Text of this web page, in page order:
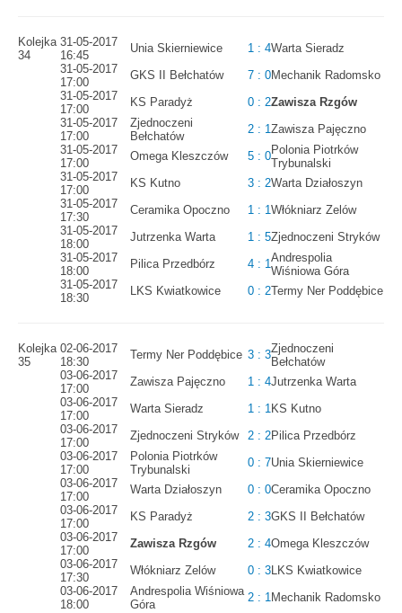
Kolejka
34
31-05-2017
16:45
Unia Skierniewice 1 : 4Warta Sieradz
31-05-2017
17:00
GKS II Bełchatów 7 : 0Mechanik Radomsko
31-05-2017
17:00
KS Paradyż 0 : 2Zawisza Rzgów
31-05-2017
17:00
Zjednoczeni
Bełchatów
2 : 1Zawisza Pajęczno
31-05-2017
17:00
Omega Kleszczów 5 : 0Polonia Piotrków
Trybunalski
31-05-2017
17:00
KS Kutno 3 : 2Warta Działoszyn
31-05-2017
17:30
Ceramika Opoczno 1 : 1Włókniarz Zelów
31-05-2017
18:00
Jutrzenka Warta 1 : 5Zjednoczeni Stryków
31-05-2017
18:00
Pilica Przedbórz 4 : 1Andrespolia
Wiśniowa Góra
31-05-2017
18:30
LKS Kwiatkowice 0 : 2Termy Ner Poddębice
Kolejka
35
02-06-2017
18:30
Termy Ner Poddębice 3 : 3Zjednoczeni
Bełchatów
03-06-2017
17:00
Zawisza Pajęczno 1 : 4Jutrzenka Warta
03-06-2017
17:00
Warta Sieradz 1 : 1KS Kutno
03-06-2017
17:00
Zjednoczeni Stryków 2 : 2Pilica Przedbórz
03-06-2017
17:00
Polonia Piotrków
Trybunalski
0 : 7Unia Skierniewice
03-06-2017
17:00
Warta Działoszyn 0 : 0Ceramika Opoczno
03-06-2017
17:00
KS Paradyż 2 : 3GKS II Bełchatów
03-06-2017
17:00
Zawisza Rzgów 2 : 4Omega Kleszczów
03-06-2017
17:30
Włókniarz Zelów 0 : 3LKS Kwiatkowice
03-06-2017
18:00
Andrespolia Wiśniowa
Góra
2 : 1Mechanik Radomsko